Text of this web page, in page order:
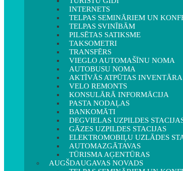
INTERNETS
TELPAS SEMINĀRIEM UN
TELPAS SVINĪBĀM
PILSĒTAS SATIKSME
TAKSOMETRI
TRANSFĒRS
VIEGLO AUTOMAŠĪNU NOMA
AUTOBUSU NOMA
AKTĪVĀS ATPŪTAS
VELO REMONTS
KONSULĀRĀ INFORMĀCIJA
PASTA NODAĻAS
BANKOMĀTI
DEGVIELAS UZPILDES
GĀZES UZPILDES STACIJAS
ELEKTROMOBIĻU UZLĀDES
AUTOMAZGĀTAVAS
TŪRISMA AĢENTŪRAS
AUGŠDAUGAVAS NOVADS